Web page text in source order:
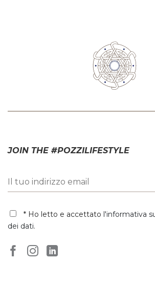
JOIN THE #POZZILIFESTYLE
* Ho letto e accettato l'informativa
dei dati.